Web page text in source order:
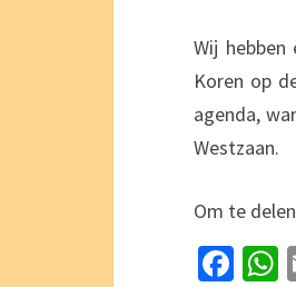
Wij
Koren op
agenda,
Westzaan.
Om te
Fa